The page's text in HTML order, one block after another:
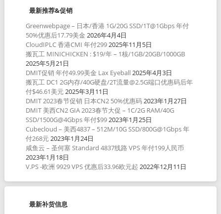
最新推荐&促销
Greenwebpage – 日本/香港 1G/20G SSD/1T@1Gbps 年付
50%优惠后17.79美金 2026年4月4日
CloudIPLC 香港CMI 年付2992025年11月5日
搬瓦工 MINICHICKEN : $19/年 – 1核/1GB/20GB/1000GB
2025年5月21日
DMIT促销 年付49.99美金 Lax Eyeball 2025年4月3日
搬瓦工 DC1 2G内存/40G硬盘/2T流量@2.5G端口优惠码后年
付$46.61美元2025年3月11日
DMIT 2023春节促销 日本CN2 50%优惠码2023年1月27日
DMIT 美西CN2 GIA 2023春节大促 – 1C/2G RAM/40G
SSD/1500G@4Gbps 年付$992023年1月25日
Cubecloud – 美西4837 – 512M/10G SSD/800G@1Gbps 年
付268元2023年1月24日
咸鱼云 – 圣何塞 Standard 4837线路 VPS 年付199人民币
2023年1月18日
V.PS -欧洲 9929 VPS 优惠后33.96欧元起 2022年12月11日
最新补货信息